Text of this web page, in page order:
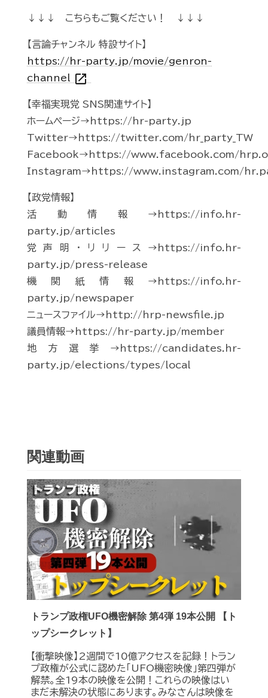
↓↓↓ こちらもご覧ください！ ↓↓↓
【言論チャンネル 特設サイト】
https://hr-party.jp/movie/genron-
channel open_in_new
【幸福実現党 SNS関連サイト】
ホームページ→https://hr-party.jp
Twitter→https://twitter.com/hr_party_TW
Facebook→https://www.facebook.com/
Instagram→https://www.instagram.com/
【政党情報】
活動情報→https://info.hr-
party.jp/articles
党声明・リリース→https://info.hr-
party.jp/press-release
機関紙情報→https://info.hr-
party.jp/newspaper
ニュースファイル→http://hrp-newsfile.jp
議員情報→https://hr-party.jp/member
地方選挙→https://candidates.hr-
party.jp/elections/types/local
関連動画
トランプ政権UFO機密解除 第4弾 19本公開 【ト
ップシークレット】
【衝撃映像】2週間で10億アクセスを記録！トラン
プ政権が公式に認めた｢UFO機密映像｣第四弾が
解禁。全19本の映像を公開！これらの映像はい
まだ未解決の状態にあります。みなさんは映像を